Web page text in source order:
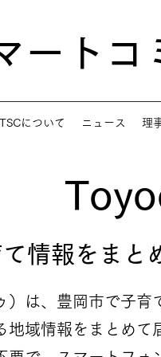
ートコ
について ニュース 理
情報をまと
は、豊岡市で子育
域情報をまとめて